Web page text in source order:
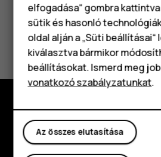
Okostelefonok
Klasszikus
Tartozékok
Táblagépek
Hasznosnak találtad?
Igen Nem
Fedezd fel
Rólunk
elfogadása“ gombra
sütik és hasonló
oldal alján a „Süti
kiválasztva bármikor
beállításokat. Ismerd meg
vonatkozó szabályzatunkat.
Az összes elutasítása